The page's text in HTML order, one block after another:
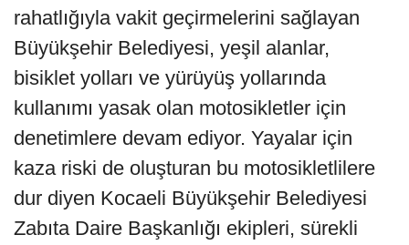
rahatlığıyla vakit geçirmelerini sağlayan
Büyükşehir Belediyesi, yeşil alanlar,
bisiklet yolları ve yürüyüş yollarında
kullanımı yasak olan motosikletler için
denetimlere devam ediyor. Yayalar için
kaza riski de oluşturan bu motosikletlilere
dur diyen Kocaeli Büyükşehir Belediyesi
Zabıta Daire Başkanlığı ekipleri, sürekli